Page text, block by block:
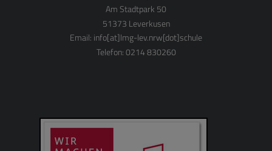
Am Stadtpark 50
51373 Leverkusen
Email: info[at]lmg-lev.nrw[dot]schule
Telefon: 0214 830260